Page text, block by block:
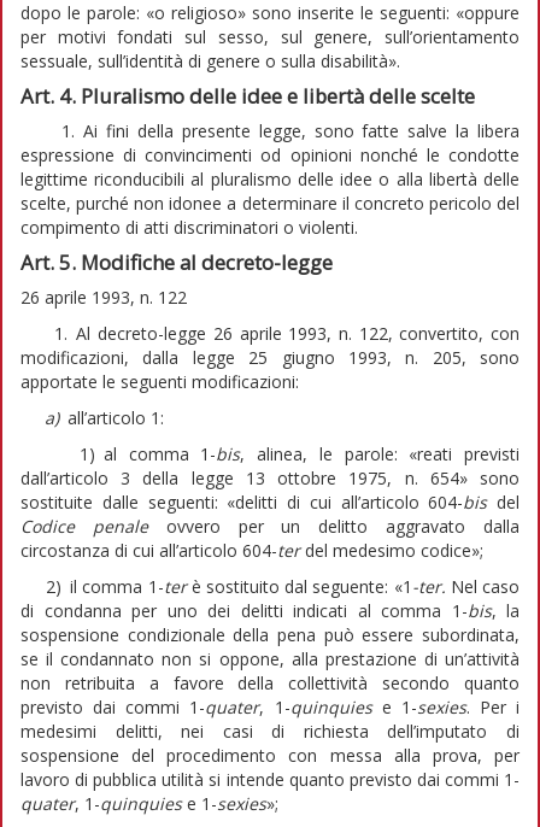
dopo le parole: «o religioso» sono inserite le seguenti: «oppure
per motivi fondati sul sesso, sul genere, sull’orientamento
sessuale, sull’identità di genere o sulla disabilità».
Art. 4. Pluralismo delle idee e libertà delle scelte
1. Ai fini della presente legge, sono fatte salve la libera
espressione di convincimenti od opinioni nonché le condotte
legittime riconducibili al pluralismo delle idee o alla libertà delle
scelte, purché non idonee a determinare il concreto pericolo del
compimento di atti discriminatori o violenti.
Art. 5. Modifiche al decreto-legge
26 aprile 1993, n. 122
1. Al decreto-legge 26 aprile 1993, n. 122, convertito, con
modificazioni, dalla legge 25 giugno 1993, n. 205, sono
apportate le seguenti modificazioni:
a) all’articolo 1:
1) al comma 1-bis, alinea, le parole: «reati previsti
dall’articolo 3 della legge 13 ottobre 1975, n. 654» sono
sostituite dalle seguenti: «delitti di cui all’articolo 604-bis del
Codice penaleovvero per un delitto aggravato dalla
circostanza di cui all’articolo 604-terdel medesimo codice»;
2) il comma 1-terè sostituito dal seguente: «1 -ter. Nel caso
di condanna per uno dei delitti indicati al comma 1-bis, la
sospensione condizionale della pena può essere subordinata,
se il condannato non si oppone, alla prestazione di un’attività
non retribuita a favore della collettività secondo quanto
previsto dai commi 1-quater, 1-quinquies e 1-sexies. Per i
medesimi delitti, nei casi di richiesta dell’imputato di
sospensione del procedimento con messa alla prova, per
lavoro di pubblica utilità si intende quanto previsto dai commi 1-
quater, 1-quinquiese 1-sexies»;